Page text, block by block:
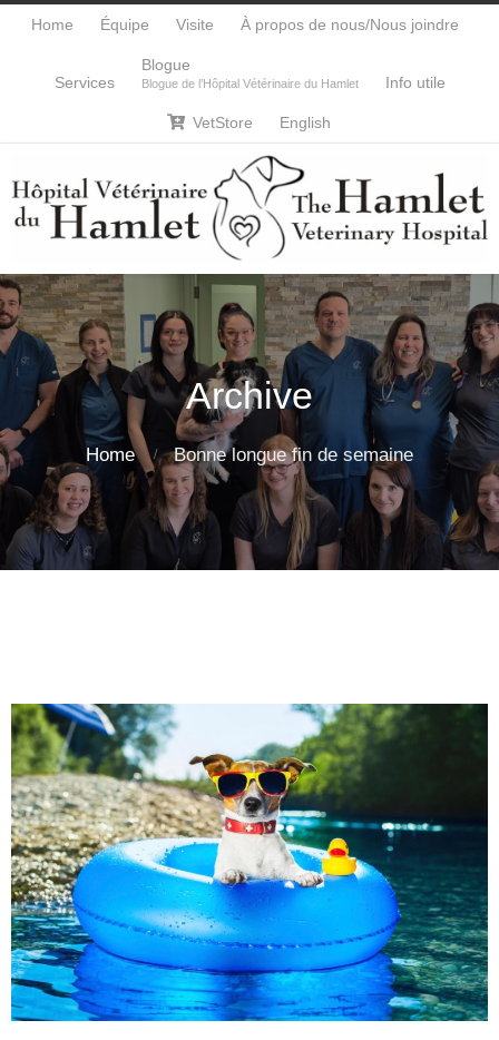
Home Équipe Visite À propos de nous/Nous joindre
Services
Blogue
Blogue de l’Hôpital Vétérinaire du Hamlet Info utile
 VetStore English
Archive
Home Bonne longue fin de semaine